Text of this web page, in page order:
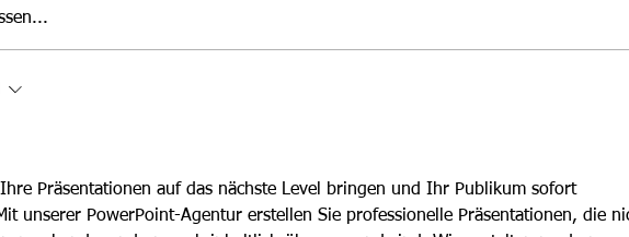
war
Präsentationen auf das nächste Level bringen und Ihr Publikum sofort
unserer PowerPoint-Agentur erstellen Sie professionelle Präsentationen, die